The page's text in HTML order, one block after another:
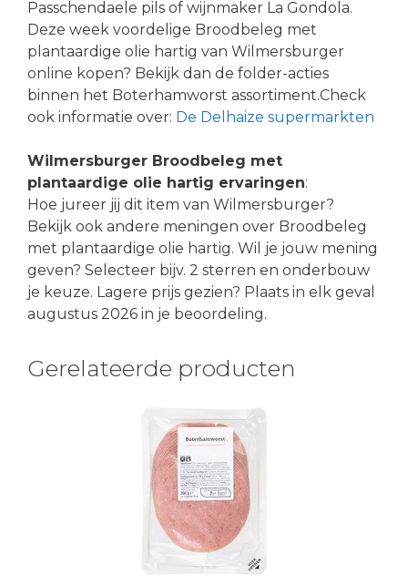
Passchendaele pils of wijnmaker La Gondola.
Deze week voordelige Broodbeleg met
plantaardige olie hartig van Wilmersburger
online kopen? Bekijk dan de folder-acties
binnen het Boterhamworst assortiment.Check
ook informatie over: De Delhaize supermarkten
Wilmersburger Broodbeleg met
plantaardige olie hartig ervaringen:
Hoe jureer jij dit item van Wilmersburger?
Bekijk ook andere meningen over Broodbeleg
met plantaardige olie hartig. Wil je jouw mening
geven? Selecteer bijv. 2 sterren en onderbouw
je keuze. Lagere prijs gezien? Plaats in elk geval
augustus 2026 in je beoordeling.
Gerelateerde producten